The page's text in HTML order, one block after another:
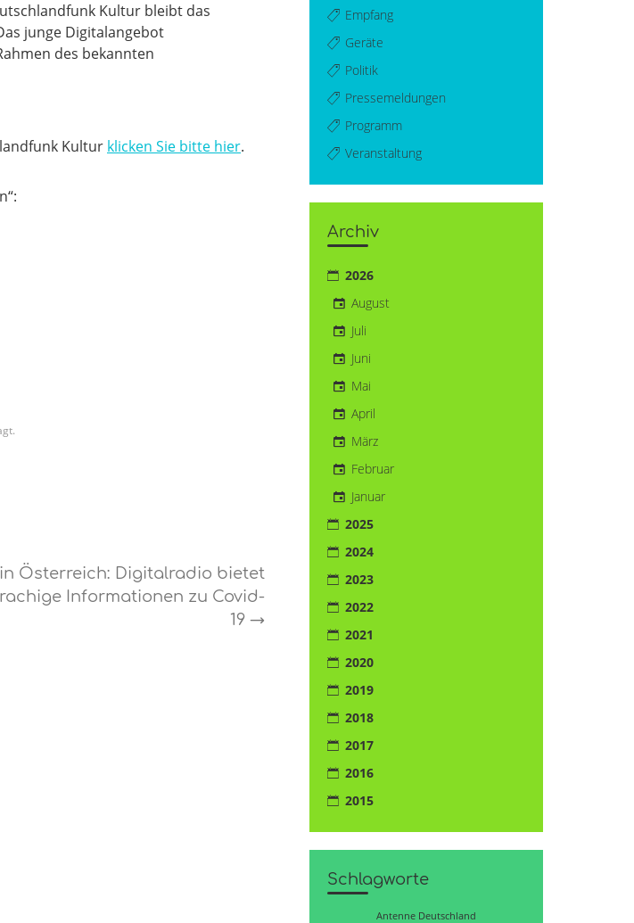
Kultur bleibt das
junge Digitalangebot
des bekannten
Kultur klicken Sie bitte hier.
in Österreich: Digitalradio bietet
Informationen zu Covid-
19 →
Empfang
Geräte
Politik
Pressemeldungen
Programm
Veranstaltung
Archiv
2026
August
Juli
Juni
Mai
April
März
Februar
Januar
2025
2024
2023
2022
2021
2020
2019
2018
2017
2016
2015
Schlagworte
Antenne Deutschland